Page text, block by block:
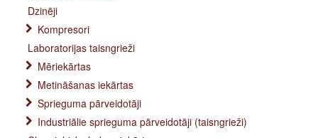
Dzinēji
Kompresori
Laboratorijas taisngrieži
Mēriekārtas
Metināšanas iekārtas
Sprieguma pārveidotāji
Industriālie sprieguma pārveidotāji (taisngrieži)